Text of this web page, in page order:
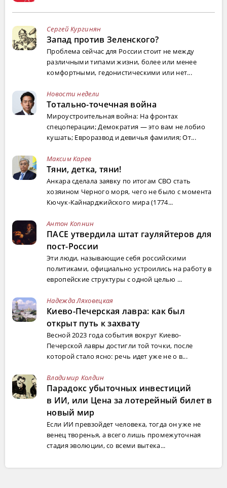
Сергей Кургинян
Запад против Зеленского?
Проблема сейчас для России стоит не между
различными типами жизни, более или менее
комфортными, гедонистическими или нет...
Новости недели
Тотально-точечная война
Мироустроительная война: На фронтах
спецоперации; Демократия — это вам не лобио
кушать; Евроразвод и девичья фамилия; От...
Максим Карев
Тяни, детка, тяни!
Анкара сделала заявку по итогам СВО стать
хозяином Черного моря, чего не было с момента
Кючук-Кайнарджийского мира (1774...
Антон Копнин
ПАСЕ утвердила штат гауляйтеров для
пост-России
Эти люди, называющие себя российскими
политиками, официально устроились на работу в
европейские структуры с одной целью ...
Надежда Ляховецкая
Киево-Печерская лавра: как был
открыт путь к захвату
Весной 2023 года события вокруг Киево-
Печерской лавры достигли той точки, после
которой стало ясно: речь идет уже не о в...
Владимир Колдин
Парадокс убыточных инвестиций
в ИИ, или Цена за лотерейный билет в
новый мир
Если ИИ превзойдет человека, тогда он уже не
венец творенья, а всего лишь промежуточная
стадия эволюции, со всеми вытека...